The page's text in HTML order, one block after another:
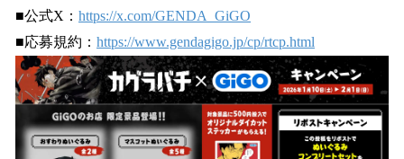
■公式X： https://x.com/GENDA_GiGO
■応募規約： https://www.gendagigo.jp/cp/rtcp.html